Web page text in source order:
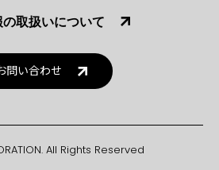
取扱いについて
問い合わせ
All Rights Reserved